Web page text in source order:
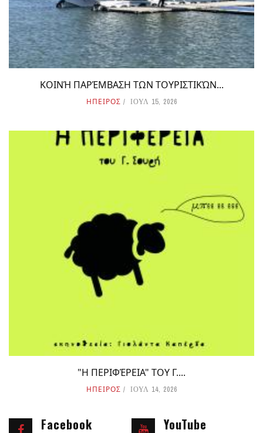
ΚΟΙΝΉ ΠΑΡΈΜΒΑΣΗ ΤΩΝ ΤΟΥΡΙΣΤΙΚΏΝ...
ΗΠΕΙΡΟΣ ΙΟΥΛ 15, 2026
"Η ΠΕΡΙΦΈΡΕΙΑ" ΤΟΥ Γ....
ΗΠΕΙΡΟΣ ΙΟΥΛ 14, 2026
Facebook YouTube